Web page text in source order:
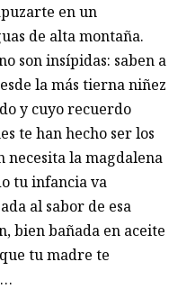
en un
de alta montaña.
son insípidas: saben a
la más tierna niñez
y cuyo recuerdo
te han hecho ser los
necesita la magdalena
tu infancia va
al sabor de esa
bien bañada en aceite
tu madre te